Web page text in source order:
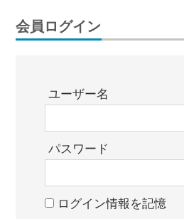
会員ログイン
ユーザー名
パスワード
ログイン情報を記憶